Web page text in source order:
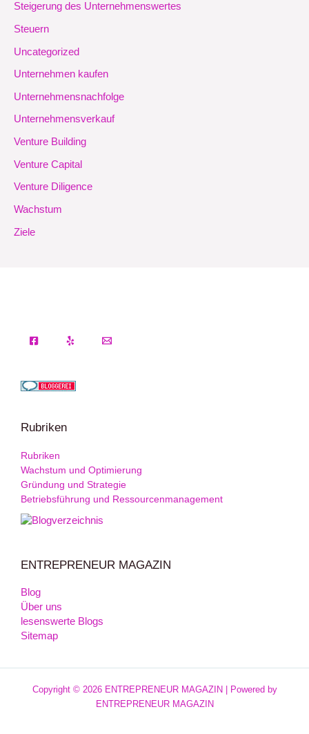
Steigerung des Unternehmenswertes
Steuern
Uncategorized
Unternehmen kaufen
Unternehmensnachfolge
Unternehmensverkauf
Venture Building
Venture Capital
Venture Diligence
Wachstum
Ziele
Rubriken
Rubriken
Wachstum und Optimierung
Gründung und Strategie
Betriebsführung und Ressourcenmanagement
ENTREPRENEUR MAGAZIN
Blog
Über uns
lesenswerte Blogs
Sitemap
Copyright © 2026 ENTREPRENEUR MAGAZIN | Powered by
ENTREPRENEUR MAGAZIN